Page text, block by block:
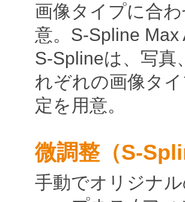
画像タイプに合
意。S-Spline Max
S-Splineは、写
れぞれの画像タ
定を用意。
微調整（S-
手動でオリジナ